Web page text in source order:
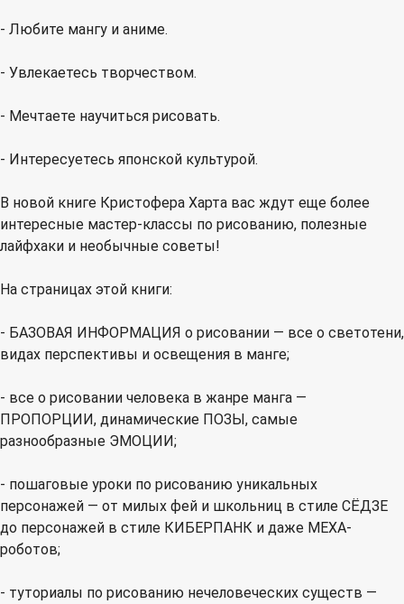
- Любите мангу и аниме.
- Увлекаетесь творчеством.
- Мечтаете научиться рисовать.
- Интересуетесь японской культурой.
В новой книге Кристофера Харта вас ждут еще более
интересные мастер-классы по рисованию, полезные
лайфхаки и необычные советы!
На страницах этой книги:
- БАЗОВАЯ ИНФОРМАЦИЯ о рисовании — все о светотени,
видах перспективы и освещения в манге;
- все о рисовании человека в жанре манга —
ПРОПОРЦИИ, динамические ПОЗЫ, самые
разнообразные ЭМОЦИИ;
- пошаговые уроки по рисованию уникальных
персонажей — от милых фей и школьниц в стиле СЁДЗЕ
до персонажей в стиле КИБЕРПАНК и даже МЕХА-
роботов;
- туториалы по рисованию нечеловеческих существ —